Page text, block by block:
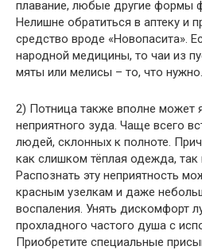
плавание, любые другие формы
Нелишне обратиться в аптеку и
средство вроде «Новопасита».
народной медицины, то чаи из
мяты или мелисы – то, что нужно.
2) Потница также вполне может
неприятного зуда. Чаще всего
людей, склонных к полноте.
как слишком тёплая одежда, так
Распознать эту неприятность
красным узелкам и даже
воспаления. Унять дискомфорт
прохладного частого душа с
Приобретите специальные